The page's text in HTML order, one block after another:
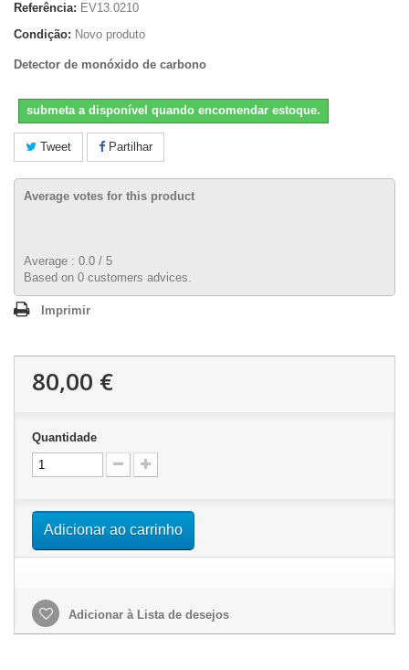
Referência: EV13.0210
Condição: Novo produto
Detector de monóxido de carbono
submeta a disponível quando encomendar estoque.
Tweet Partilhar
Average votes for this product
Average : 0.0 / 5
Based on 0 customers advices.
Imprimir
80,00 €
Quantidade
Adicionar ao carrinho
Adicionar à Lista de desejos